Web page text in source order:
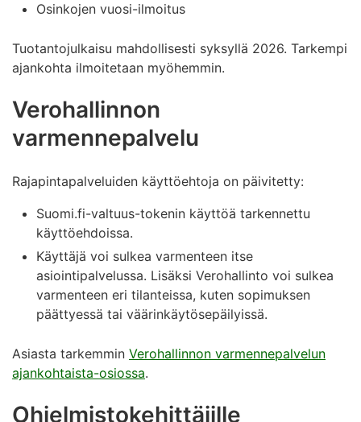
Osinkojen vuosi-ilmoitus
Tuotantojulkaisu mahdollisesti syksyllä 2026. Tarkempi
ajankohta ilmoitetaan myöhemmin.
Verohallinnon
varmennepalvelu
Rajapintapalveluiden käyttöehtoja on päivitetty:
Suomi.fi-valtuus-tokenin käyttöä tarkennettu
käyttöehdoissa.
Käyttäjä voi sulkea varmenteen itse
asiointipalvelussa. Lisäksi Verohallinto voi sulkea
varmenteen eri tilanteissa, kuten sopimuksen
päättyessä tai väärinkäytösepäilyissä.
Asiasta tarkemmin Verohallinnon varmennepalvelun
ajankohtaista-osiossa.
Ohjelmistokehittäjille